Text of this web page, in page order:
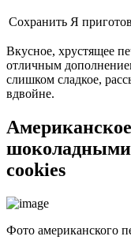
Сохранить Я
Вкусное, хрустящее
отличным
слишком сладкое,
вдвойне.
cookies
Фото американского